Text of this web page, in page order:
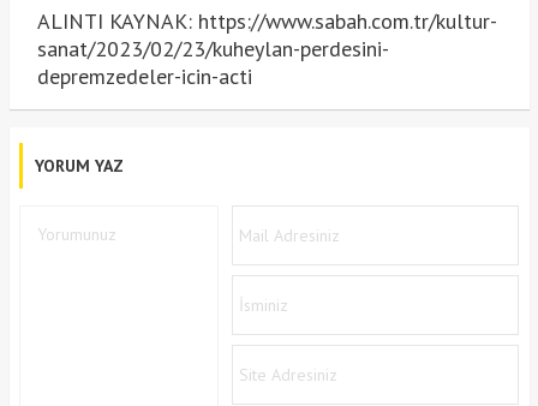
ALINTI KAYNAK: https://www.sabah.com.tr/kultur-
sanat/2023/02/23/kuheylan-perdesini-
depremzedeler-icin-acti
YORUM YAZ